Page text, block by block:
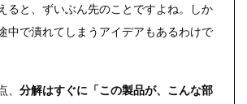
ると、ずいぶん先のことですよね。しか
中で潰れてしまうアイデアもあるわけで
、 分解はすぐに「この製品が、こんな部